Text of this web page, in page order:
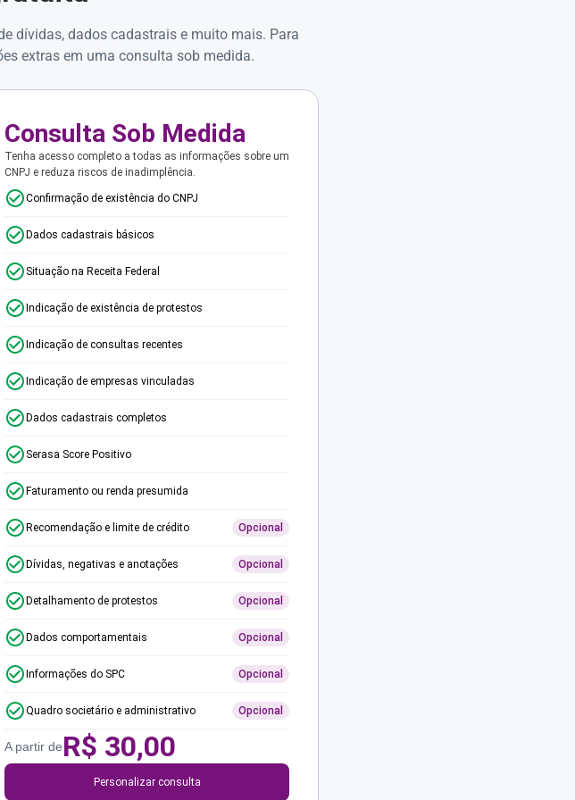
dívidas, dados cadastrais e muito mais. Para
extras em uma consulta sob medida.
Consulta Sob Medida
Tenha acesso completo a todas as informações sobre um
CNPJ e reduza riscos de inadimplência.
Confirmação de existência do CNPJ
Dados cadastrais básicos
Situação na Receita Federal
Indicação de existência de protestos
Indicação de consultas recentes
Indicação de empresas vinculadas
Dados cadastrais completos
Serasa Score Positivo
Faturamento ou renda presumida
Recomendação e limite de crédito Opcional
Dívidas, negativas e anotações Opcional
Detalhamento de protestos Opcional
Dados comportamentais Opcional
Informações do SPC Opcional
Quadro societário e administrativo Opcional
A partir deR$ 30,00
Personalizar consulta